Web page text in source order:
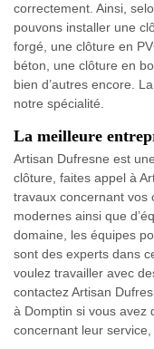
correctement. Ainsi,
pouvons installer une
forgé, une clôture en
béton, une clôture en
bien d’autres encore.
notre spécialité.
La meilleure
Artisan Dufresne est
clôture, faites appel à
travaux concernant vos
modernes ainsi que
domaine, les équipes
sont des experts dans
voulez travailler avec
contactez Artisan
à Domptin si vous avez
concernant leur